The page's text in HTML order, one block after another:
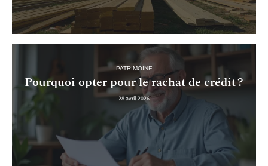
PATRIMOINE
Pourquoi opter pour le rachat de crédit ?
28 avril 2026